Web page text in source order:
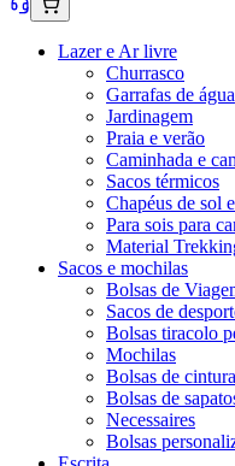
Lazer e Ar livre
Churrasco
Garrafas de água
Jardinagem
Praia e verão
Caminhada e
Sacos térmicos
Chapéus de sol
Para sois para
Material
Sacos e mochilas
Bolsas de
Sacos de
Bolsas tiracolo
Mochilas
Bolsas de cintura
Bolsas de
Necessaires
Bolsas